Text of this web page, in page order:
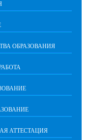
ОБРАЗОВАНИЯ
АТТЕСТАЦИЯ